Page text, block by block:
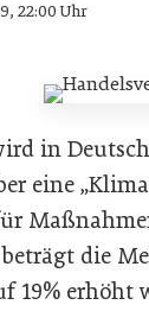
22:00 Uhr
in
eine
die
19%